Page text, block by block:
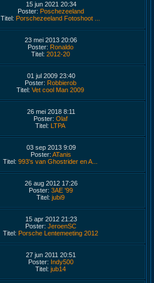
15 jun 2021 20:34
Poster: Poschezeeland
Titel: Porschezeeland Fotoshoot ...
23 mei 2013 20:06
Poster: Ronaldo
Titel: 2012-20
01 jul 2009 23:40
Poster: Robbierob
Titel: Vet cool Man 2009
26 mei 2018 8:11
Poster: Olaf
Titel: LTPA
03 sep 2013 9:09
Poster: ATanis
Titel: 993's van Ghostrider en A...
26 aug 2012 17:26
Poster: 3AE '99
Titel: jubi9
15 apr 2012 21:23
Poster: JeroenSC
Titel: Porsche Lentemeeting 2012
27 jun 2011 20:51
Poster: Indy500
Titel: jub14